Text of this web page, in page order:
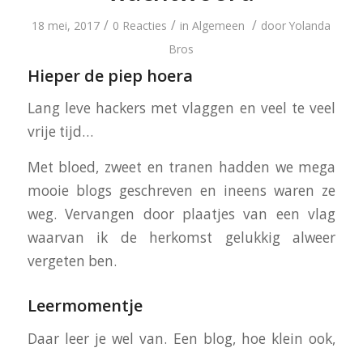
18 mei, 2017 / 0 Reacties / inAlgemeen / doorYolanda
Bros
Hieper de piep hoera
Lang leve hackers met vlaggen en veel te veel
vrije tijd…
Met bloed, zweet en tranen hadden we mega
mooie blogs geschreven en ineens waren ze
weg. Vervangen door plaatjes van een vlag
waarvan ik de herkomst gelukkig alweer
vergeten ben.
Leermomentje
Daar leer je wel van. Een blog, hoe klein ook,